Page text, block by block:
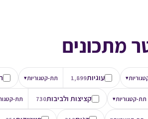
מתכונים
▾ עוגיות1,899 תת-קטגוריות▾
תת-קטגוריות▾ קציצות ולביבות730 תת-